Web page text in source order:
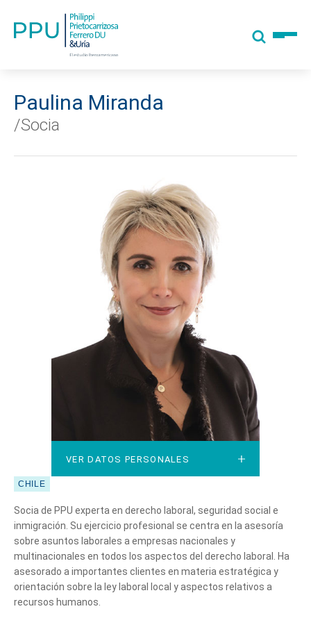
Paulina Miranda
/Socia
VER DATOS PERSONALES
VER DATOS PERSONALES
CHILE
Socia de PPU experta en derecho laboral, seguridad social e
inmigración. Su ejercicio profesional se centra en la asesoría
sobre asuntos laborales a empresas nacionales y
multinacionales en todos los aspectos del derecho laboral. Ha
asesorado a importantes clientes en materia estratégica y
orientación sobre la ley laboral local y aspectos relativos a
recursos humanos.